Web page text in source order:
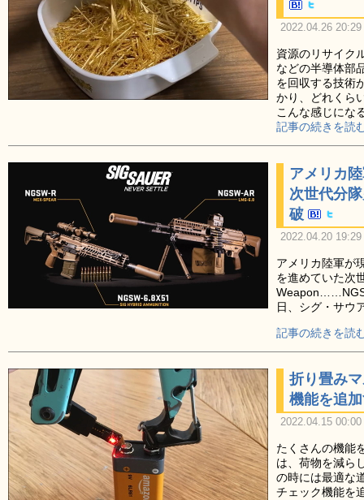
2022.04.26
資源のリサイク
などの半導体部
を回収する技術
かり、どれくら
こんな感じにな
記事の続きを読
アメリカ
次世代分
破
2022.04.20
アメリカ陸軍が
を進めていた次
日、シグ・サウ
記事の続きを読
折り畳み
機能を追
2022.04.15
たくさんの機能
は、荷物を減ら
の時には最適な
チェック機能を